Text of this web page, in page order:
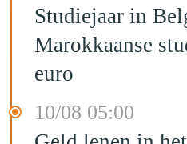
Studiejaar in
Marokkaanse
euro
10/08 05:00